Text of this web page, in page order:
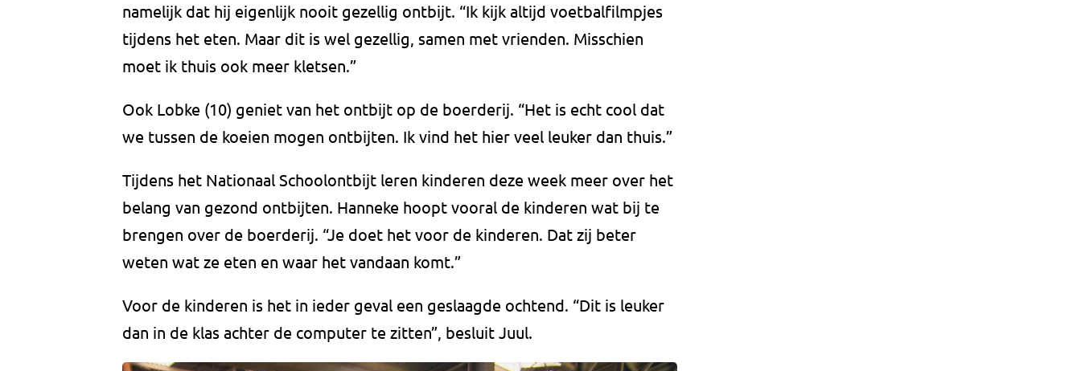
namelijk dat hij eigenlijk nooit gezellig ontbijt. “Ik kijk altijd voetbalfilmpjes
tijdens het eten. Maar dit is wel gezellig, samen met vrienden. Misschien
moet ik thuis ook meer kletsen.”
Ook Lobke (10) geniet van het ontbijt op de boerderij. “Het is echt cool dat
we tussen de koeien mogen ontbijten. Ik vind het hier veel leuker dan thuis.”
Tijdens het Nationaal Schoolontbijt leren kinderen deze week meer over het
belang van gezond ontbijten. Hanneke hoopt vooral de kinderen wat bij te
brengen over de boerderij. “Je doet het voor de kinderen. Dat zij beter
weten wat ze eten en waar het vandaan komt.”
Voor de kinderen is het in ieder geval een geslaagde ochtend. “Dit is leuker
dan in de klas achter de computer te zitten”, besluit Juul.